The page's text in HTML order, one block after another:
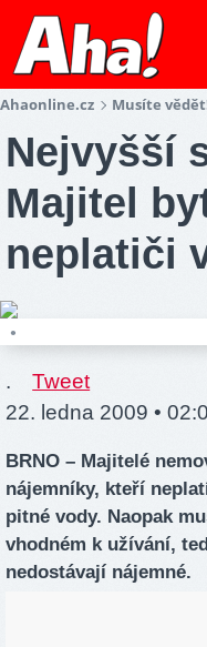
Ahaonline.cz Musíte
Nejvyšší
Majitel
neplatiči
•
.
Tweet
22. ledna 2009 •
BRNO – Majitelé
nájemníky, kteří
pitné vody. Naopak
vhodném k užívání,
nedostávají nájemné.